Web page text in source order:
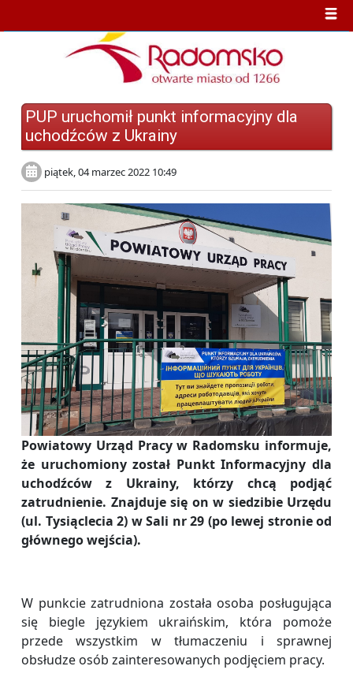
PUP uruchomił punkt informacyjny dla
uchodźców z Ukrainy
piątek, 04 marzec 2022 10:49
Powiatowy Urząd Pracy w Radomsku informuje,
że uruchomiony został Punkt Informacyjny dla
uchodźców z Ukrainy, którzy chcą podjąć
zatrudnienie. Znajduje się on w siedzibie Urzędu
(ul. Tysiąclecia 2) w Sali nr 29 (po lewej stronie od
głównego wejścia).
W punkcie zatrudniona została osoba posługująca
się biegle językiem ukraińskim, która pomoże
przede wszystkim w tłumaczeniu i sprawnej
obsłudze osób zainteresowanych podjęciem pracy.